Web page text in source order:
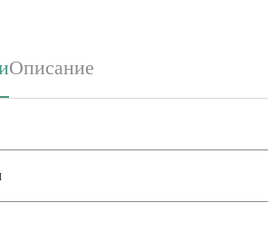
Описание